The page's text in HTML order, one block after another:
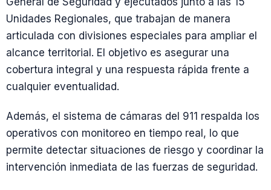
Unidades Regionales, que trabajan de manera
articulada con divisiones especiales para ampliar el
alcance territorial. El objetivo es asegurar una
cobertura integral y una respuesta rápida frente a
cualquier eventualidad.
Además, el sistema de cámaras del 911 respalda los
operativos con monitoreo en tiempo real, lo que
permite detectar situaciones de riesgo y coordinar la
intervención inmediata de las fuerzas de seguridad.